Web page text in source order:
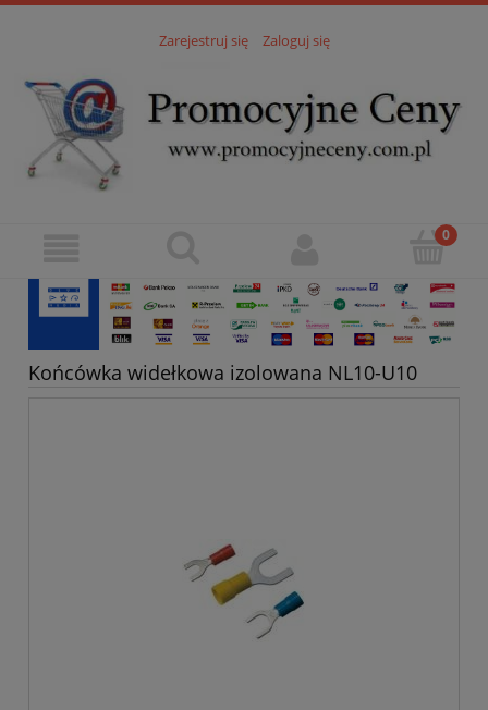
Zarejestruj się Zaloguj się
Końcówka widełkowa izolowana NL10-U10